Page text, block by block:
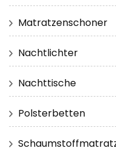
Matratzenschoner
Nachtlichter
Nachttische
Polsterbetten